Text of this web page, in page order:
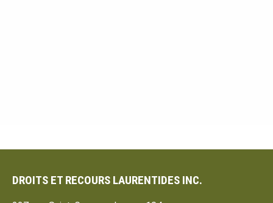
DROITS ET RECOURS LAURENTIDES INC.